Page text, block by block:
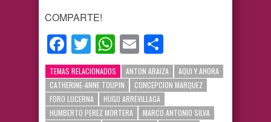
COMPARTE!
Facebook
TwitterWhatsApp
Email
TEMAS RELACIONADOS ANTON ARAIZA
AQUI Y AHORA
CATHERINE-ANNE TOUPIN
CONCEPCION MARQUEZ
FORO LUCERNA
HUGO ARREVILLAGA
HUMBERTO PEREZ MORTERA
MARCO ANTONIO SILVA